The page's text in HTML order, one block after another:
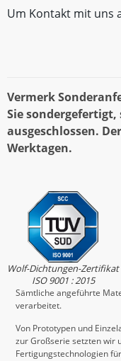
Um Kontakt mit uns
Vermerk
Sie
ausgeschlossen.
Werktagen.
Wolf-Dichtungen-Zertifikat
ISO 9001 : 2015
Sämtliche angeführte
verarbeitet.
Von Prototypen und
zur Großserie setzten wir
Fertigungstechnologien